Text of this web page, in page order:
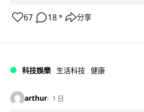
67 18 ↗ 分享
科技娛樂 生活科技 健康
arthur 1 日